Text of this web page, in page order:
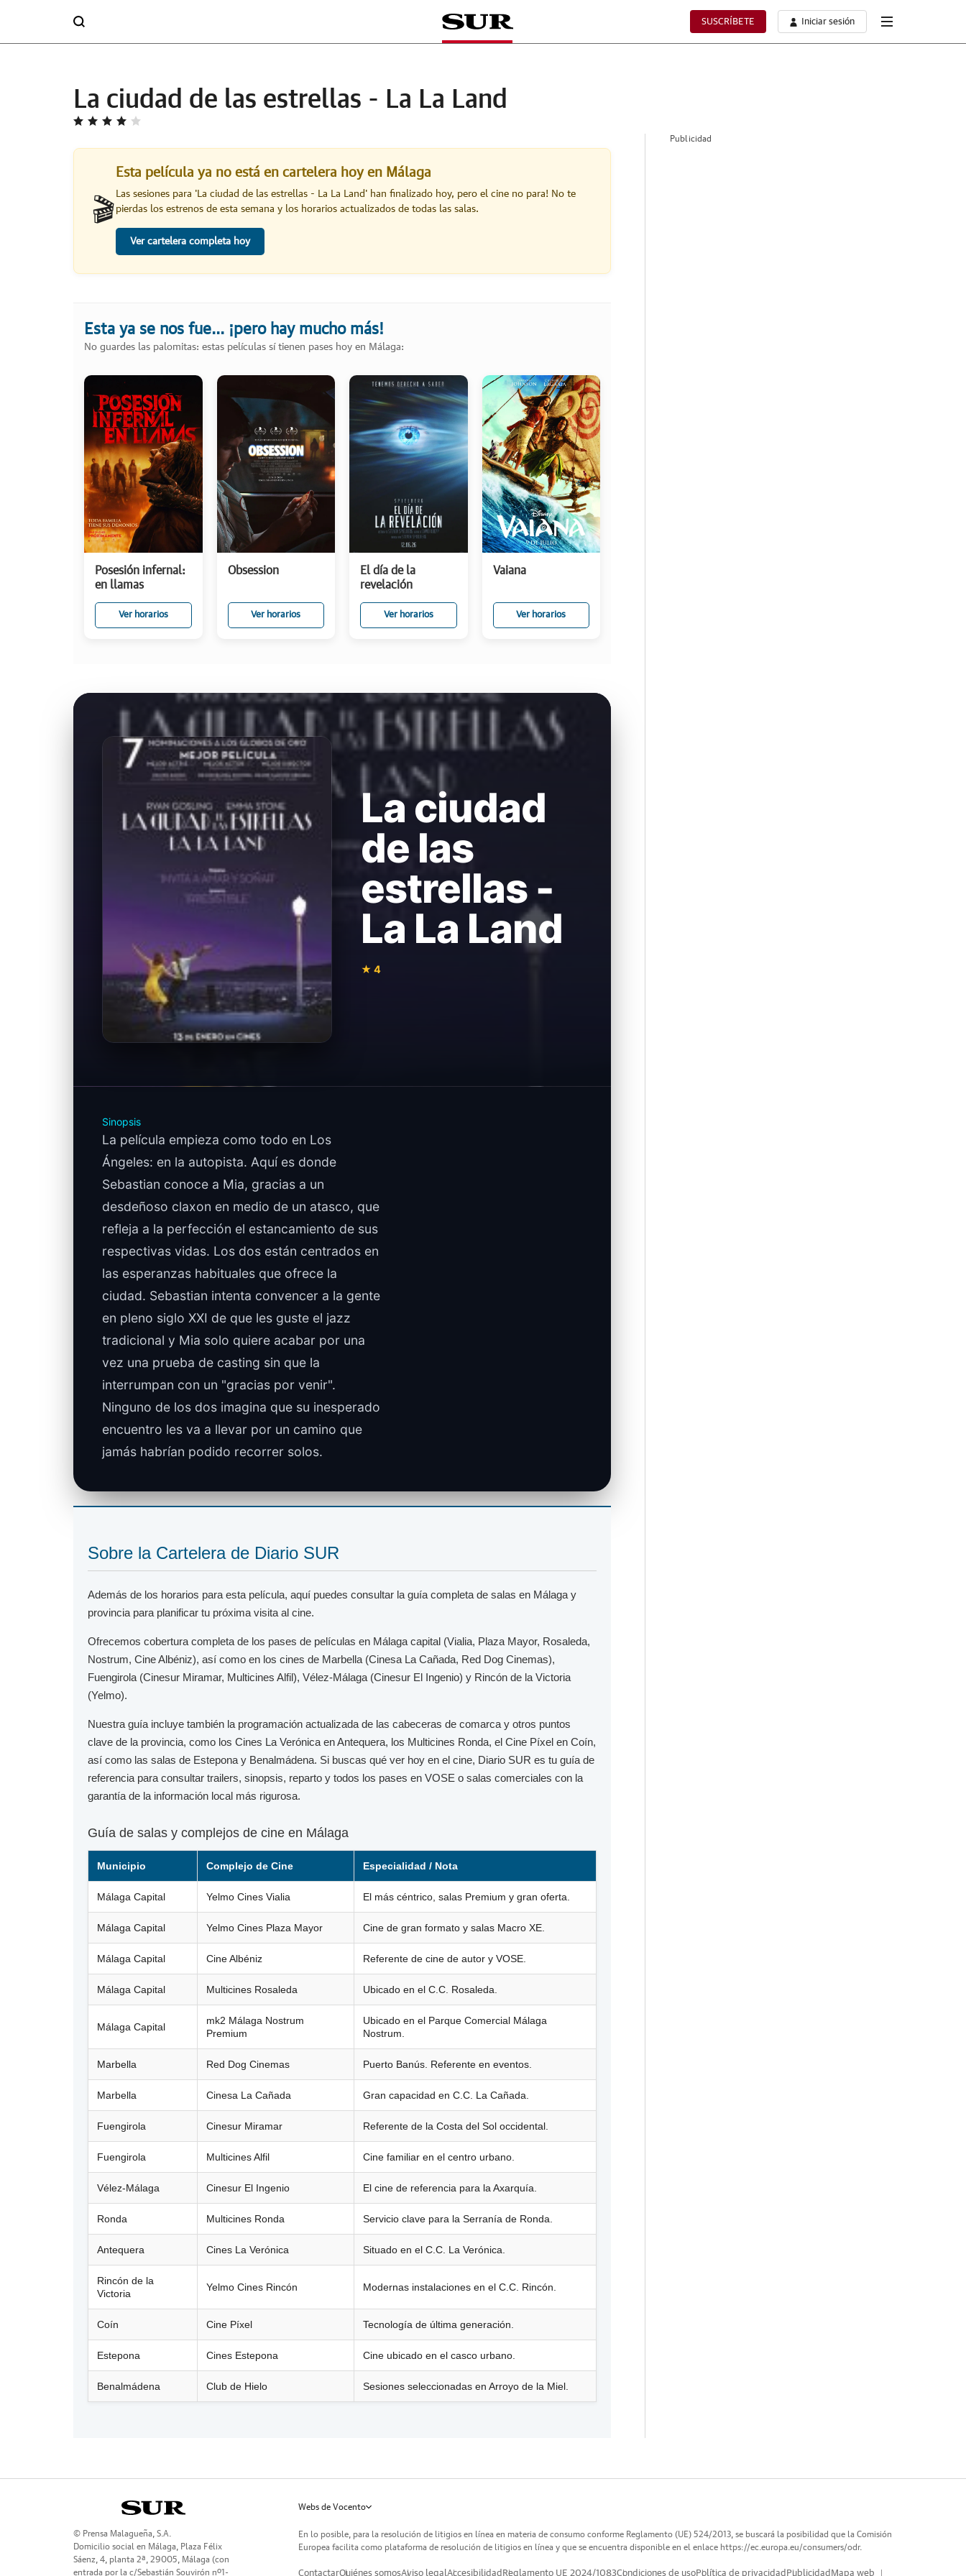
SUSCRÍBETE Iniciar sesión
La ciudad de las estrellas - La La Land
🎬
Esta película ya no está en cartelera hoy en Málaga
Las sesiones para 'La ciudad de las estrellas - La La Land ' han finalizado hoy, pero el cine no para! No te
pierdas los estrenos de esta semana y los horarios actualizados de todas las salas.
Ver cartelera completa hoy
Esta ya se nos fue... ¡pero hay mucho más!
No guardes las palomitas: estas películas sí tienen pases hoy en Málaga:
Posesión infernal:
en llamas
Ver horarios
Obsession
Ver horarios
El día de la
revelación
Ver horarios
Vaiana
Ver horarios
La ciudad
de las
estrellas -
La La Land
★ 4
Sinopsis
La película empieza como todo en Los
Ángeles: en la autopista. Aquí es donde
Sebastian conoce a Mia, gracias a un
desdeñoso claxon en medio de un atasco, que
refleja a la perfección el estancamiento de sus
respectivas vidas. Los dos están centrados en
las esperanzas habituales que ofrece la
ciudad. Sebastian intenta convencer a la gente
en pleno siglo XXI de que les guste el jazz
tradicional y Mia solo quiere acabar por una
vez una prueba de casting sin que la
interrumpan con un "gracias por venir".
Ninguno de los dos imagina que su inesperado
encuentro les va a llevar por un camino que
jamás habrían podido recorrer solos.
Sobre la Cartelera de Diario SUR
Además de los horarios para esta película, aquí puedes consultar la guía completa de salas en Málaga y
provincia para planificar tu próxima visita al cine.
Ofrecemos cobertura completa de los pases de películas en Málaga capital (Vialia, Plaza Mayor, Rosaleda,
Nostrum, Cine Albéniz), así como en los cines de Marbella (Cinesa La Cañada, Red Dog Cinemas),
Fuengirola (Cinesur Miramar, Multicines Alfil), Vélez-Málaga (Cinesur El Ingenio) y Rincón de la Victoria
(Yelmo).
Nuestra guía incluye también la programación actualizada de las cabeceras de comarca y otros puntos
clave de la provincia, como los Cines La Verónica en Antequera, los Multicines Ronda, el Cine Píxel en Coín,
así como las salas de Estepona y Benalmádena. Si buscas qué ver hoy en el cine, Diario SUR es tu guía de
referencia para consultar trailers, sinopsis, reparto y todos los pases en VOSE o salas comerciales con la
garantía de la información local más rigurosa.
Guía de salas y complejos de cine en Málaga
Municipio Complejo de Cine Especialidad / Nota
Málaga Capital Yelmo Cines Vialia El más céntrico, salas Premium y gran oferta.
Málaga Capital Yelmo Cines Plaza Mayor Cine de gran formato y salas Macro XE.
Málaga Capital Cine Albéniz Referente de cine de autor y VOSE.
Málaga Capital Multicines Rosaleda Ubicado en el C.C. Rosaleda.
Málaga Capital
mk2 Málaga Nostrum
Premium
Ubicado en el Parque Comercial Málaga
Nostrum.
Marbella Red Dog Cinemas Puerto Banús. Referente en eventos.
Marbella Cinesa La Cañada Gran capacidad en C.C. La Cañada.
Fuengirola Cinesur Miramar Referente de la Costa del Sol occidental.
Fuengirola Multicines Alfil Cine familiar en el centro urbano.
Vélez-Málaga Cinesur El Ingenio El cine de referencia para la Axarquía.
Ronda Multicines Ronda Servicio clave para la Serranía de Ronda.
Antequera Cines La Verónica Situado en el C.C. La Verónica.
Rincón de la
Victoria
Yelmo Cines Rincón Modernas instalaciones en el C.C. Rincón.
Coín Cine Píxel Tecnología de última generación.
Estepona Cines Estepona Cine ubicado en el casco urbano.
Benalmádena Club de Hielo Sesiones seleccionadas en Arroyo de la Miel.
Publicidad
© Prensa Malagueña, S.A.
Domicilio social en Málaga, Plaza Félix
Sáenz, 4, planta 2ª, 29005, Málaga (con
entrada por la c/Sebastián Souvirón nº1-
Webs de Vocento
En lo posible, para la resolución de litigios en línea en materia de consumo conforme Reglamento (UE) 524/2013, se buscará la posibilidad que la Comisión
Europea facilita como plataforma de resolución de litigios en línea y que se encuentra disponible en el enlace https://ec.europa.eu/consumers/odr.
ContactarQuiénes somosAviso legal Accesibilidad Reglamento UE 2024/1083Condiciones de usoPolítica de privacidad Publicidad Mapa web